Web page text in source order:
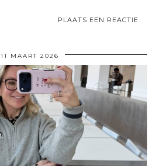
PLAATS EEN REACTIE
11 MAART 2026